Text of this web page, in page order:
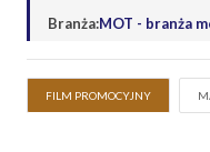
Branża:MOT - branża
FILM PROMOCYJNY